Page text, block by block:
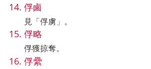
俘鹵
見「俘虜」。
俘略
俘獲掠奪。
俘纍